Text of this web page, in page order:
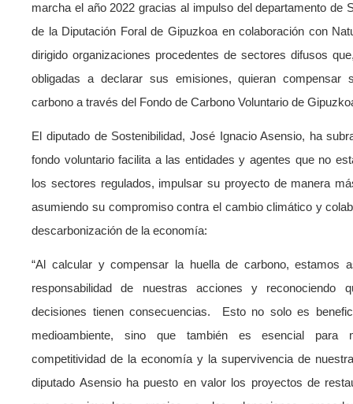
marcha el año 2022 gracias al impulso del departamento de
de la Diputación Foral de Gipuzkoa en colaboración con
dirigido organizaciones procedentes de sectores difusos
obligadas a declarar sus emisiones, quieran compensar
carbono a través del Fondo de Carbono Voluntario de
El diputado de Sostenibilidad, José Ignacio Asensio, ha
fondo voluntario facilita a las entidades y agentes que no
los sectores regulados, impulsar su proyecto de manera
asumiendo su compromiso contra el cambio climático y
descarbonización de la economía:
“Al calcular y compensar la huella de carbono, estamos
responsabilidad de nuestras acciones y reconociendo
decisiones tienen consecuencias. Esto no solo es
medioambiente, sino que también es esencial para
competitividad de la economía y la supervivencia de
diputado Asensio ha puesto en valor los proyectos de